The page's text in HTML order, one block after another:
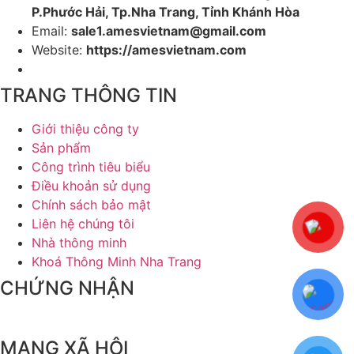
P.Phước Hải, Tp.Nha Trang, Tỉnh Khánh Hòa
Email: sale1.amesvietnam@gmail.com
Website: https://amesvietnam.com
TRANG THÔNG TIN
Giới thiệu công ty
Sản phẩm
Công trình tiêu biểu
Điều khoản sử dụng
Chính sách bảo mật
Liên hệ chúng tôi
Nhà thông minh
Khoá Thông Minh Nha Trang
CHỨNG NHẬN
MẠNG XÃ HỘI